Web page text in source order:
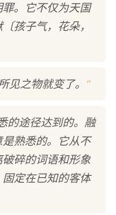
。它不仅为天国
孩子气，花朵，
见之物就变了。 "
的途径达到的。融
熟悉的。它从不
碎的词语和形象
定在已知的客体